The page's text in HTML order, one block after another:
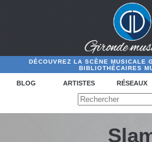
DÉCOUVREZ LA SCÈNE MUSICALE
BIBLIOTHÉCAIRES
BLOG ARTISTES RÉSEAUX